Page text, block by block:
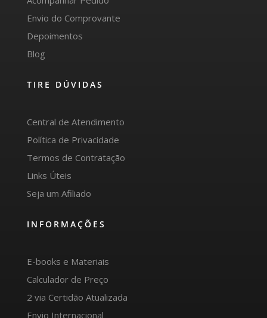
Envio do Comprovante
Depoimentos
Blog
TIRE DÚVIDAS
Central de Atendimento
Política de Privacidade
Termos de Contratação
Links Úteis
Seja um Afiliado
INFORMAÇÕES
E-books e Materiais
Calculador de Preço
2 via Certidão Atualizada
Envio Internacional